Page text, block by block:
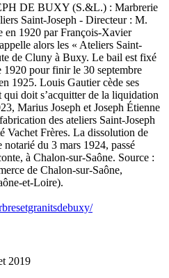
DE BUXY (S.&L.) : Marbrerie
Saint-Joseph - Directeur : M.
1920 par François-Xavier
alors les « Ateliers Saint-
de Cluny à Buxy. Le bail est fixé
1920 pour finir le 30 septembre
1925. Louis Gautier cède ses
doit s’acquitter de la liquidation
Marius Joseph et Joseph Étienne
des ateliers Saint-Joseph
Vachet Frères. La dissolution de
notarié du 3 mars 1924, passé
à Chalon-sur-Saône. Source :
de Chalon-sur-Saône,
et-Loire).
2019